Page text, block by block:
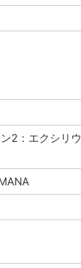
2：エクシリウ